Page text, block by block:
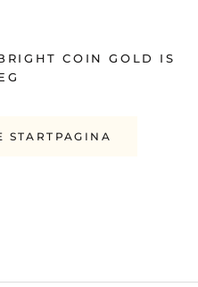
COIN GOLD IS
STARTPAGINA